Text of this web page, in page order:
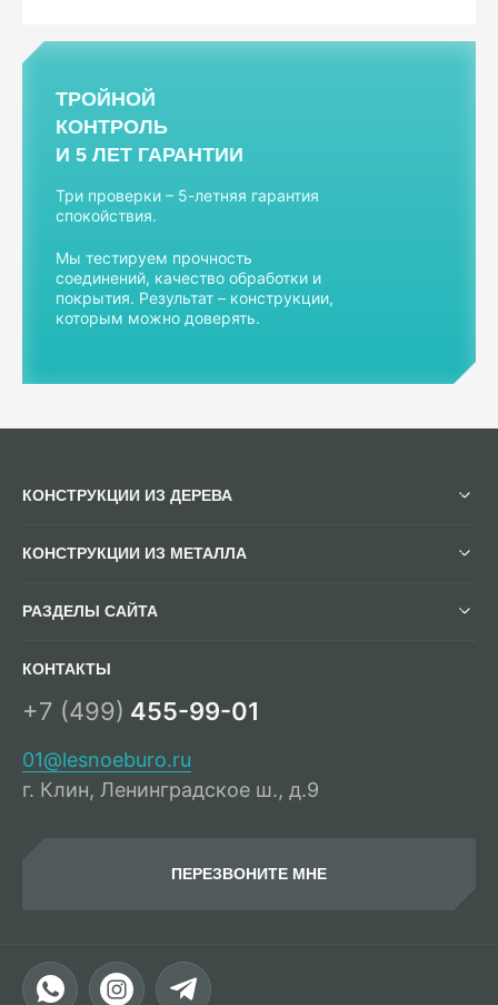
ТРОЙНОЙ
КОНТРОЛЬ
И 5 ЛЕТ ГАРАНТИИ
Три проверки – 5-летняя гарантия
спокойствия.
Мы тестируем прочность
соединений, качество обработки и
покрытия. Результат – конструкции,
которым можно доверять.
КОНСТРУКЦИИ ИЗ ДЕРЕВА
КОНСТРУКЦИИ ИЗ МЕТАЛЛА
РАЗДЕЛЫ САЙТА
КОНТАКТЫ
+7 (499) 455-99-01
01@lesnoeburo.ru
г. Клин, Ленинградское ш., д.9
ПЕРЕЗВОНИТЕ МНЕ